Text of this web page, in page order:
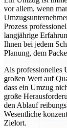
vor allem, wenn
Prozess
langjährige
Ihnen bei jedem
Planung, dem
Als professionelles
großen Wert auf
dass ein Umzug
große
den Ablauf
Wesentliche
Zielort.